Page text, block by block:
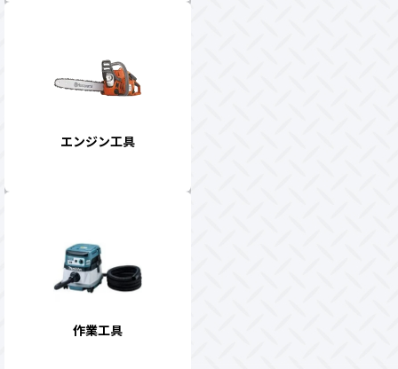
エンジン工具
作業工具